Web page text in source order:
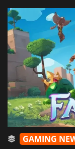
INICIAR SESIÓN O
GAMING